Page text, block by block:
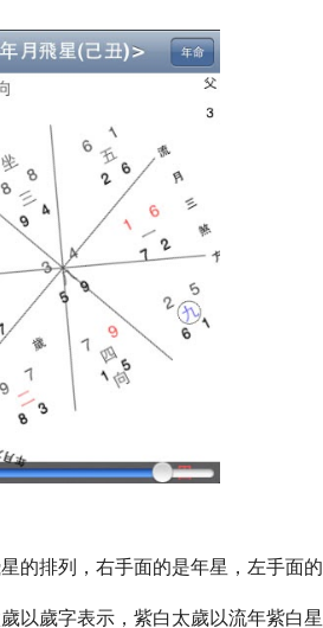
的排列，右手面的是年星，左手面的
以歲字表示，紫白太歲以流年紫白